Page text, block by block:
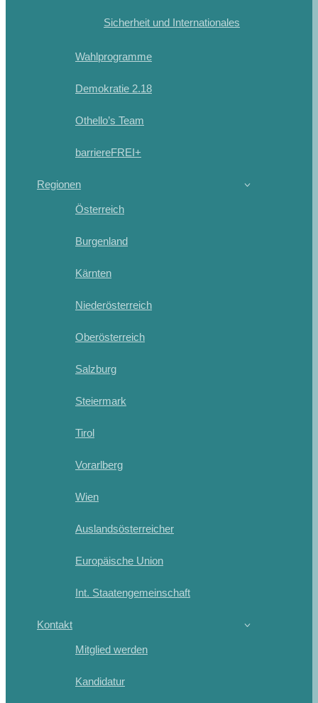
Sicherheit und Internationales
Wahlprogramme
Demokratie 2.18
Othello’s Team
barriereFREI+
Regionen
Österreich
Burgenland
Kärnten
Niederösterreich
Oberösterreich
Salzburg
Steiermark
Tirol
Vorarlberg
Wien
Auslandsösterreicher
Europäische Union
Int. Staatengemeinschaft
Kontakt
Mitglied werden
Kandidatur